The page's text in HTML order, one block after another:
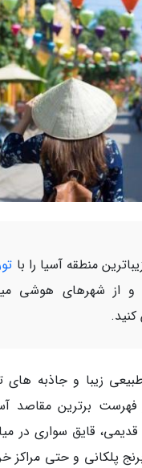
منطقه آسیا را با
و از شهرهای هوشی
کنید.
زیبا و جاذبه های
فهرست برترین مقاصد
قایق سواری در
پلکانی و حتی